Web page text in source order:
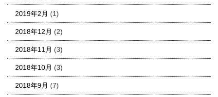
2019年2月 (1)
2018年12月 (2)
2018年11月 (3)
2018年10月 (3)
2018年9月 (7)